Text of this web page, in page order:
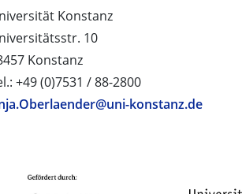
Konstanz
10
Konstanz
+49 (0)7531 / 88-2800
konstanz.de